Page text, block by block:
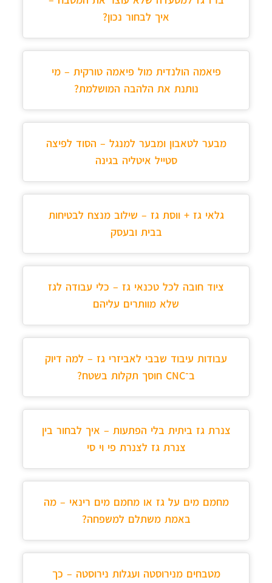
איך לבחור נכון?
פיאמה הולנדית מול פיאמה טורקית – מי
נותנת את הלהבה המושלמת?
מבער לטאבון ומבער למנגל – הסוד לפיצה
סטייל איטליה בגינה
גלאי גז + ווסת גז – שילוב מנצח לבטיחות
בבית ובעסק
ציוד חובה לכל טכנאי גז – כלי עבודה לגז
שלא מוותרים עליהם
עבודות עיבוד שבבי לאביזרי גז – למה דיוק
ב־CNC חוסך תקלות בשטח?
צנרת גז ביתית בלי הפתעות – איך לבחור בין
צנרת גז לצנרת פי וי סי
מחמם מים על גז או מחמם מים רינאי – מה
באמת משתלם למשפחה?
מטבחים מנירוסטה ועגלות נירוסטה – כך